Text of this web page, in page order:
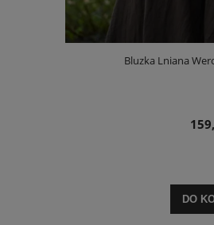
Bluzka Lniana
DO